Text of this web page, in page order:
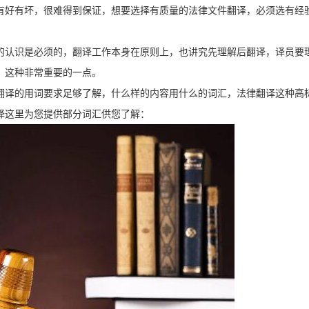
有坏，很难得到保证，想要选择有质量的法律文件翻译，必须选有经
识是必须的，翻译工作本身在原则上，也讲究先理解后翻译，译员要
种非常重要的一点。
的用词要求足够了解，什么样的内容用什么的词汇，法律翻译这种高
里为您提供部分词汇供您了解：